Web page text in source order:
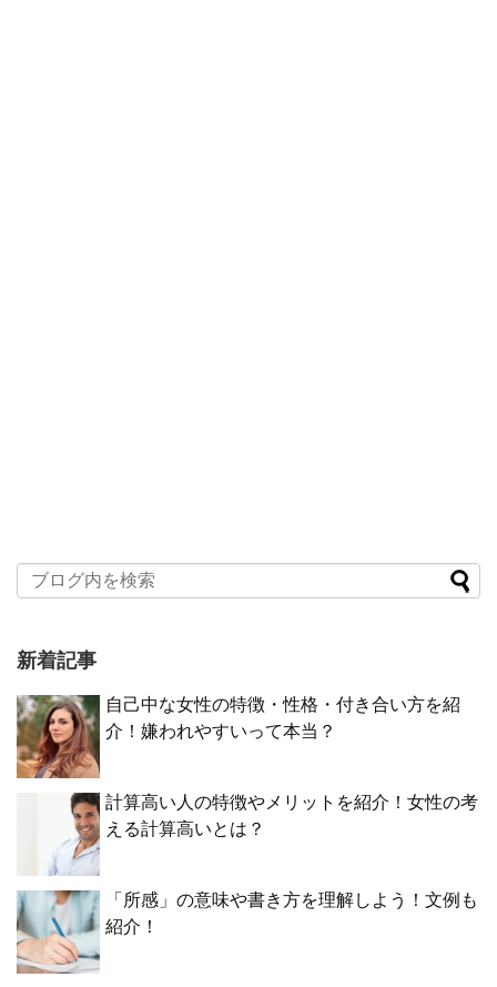
新着記事
自己中な女性の特徴・性格・付き合い方を紹
介！嫌われやすいって本当？
計算高い人の特徴やメリットを紹介！女性の考
える計算高いとは？
「所感」の意味や書き方を理解しよう！文例も
紹介！